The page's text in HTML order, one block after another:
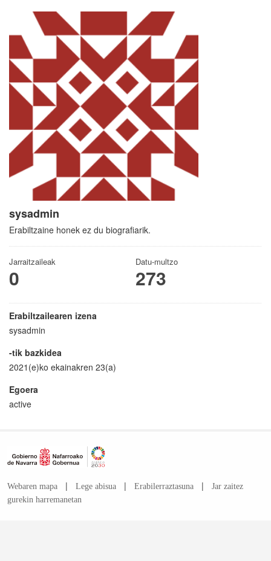
sysadmin
Erabiltzaine honek ez du biografiarik.
Jarraitzaileak
0
Datu-multzo
273
Erabiltzailearen izena
sysadmin
-tik bazkidea
2021(e)ko ekainakren 23(a)
Egoera
active
Webaren mapa | Lege abisua | Erabilerraztasuna |
Jar zaitez
gurekin harremanetan